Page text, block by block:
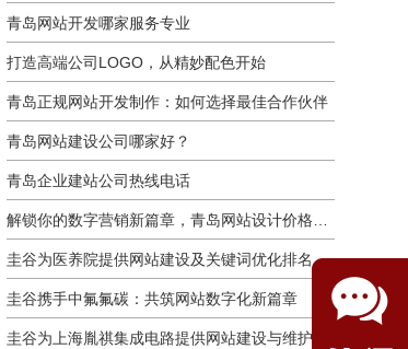
青岛网站开发哪家服务专业
打造高端公司LOGO，从精妙配色开始
青岛正规网站开发制作：如何选择最佳合作伙伴
青岛网站建设公司哪家好？
青岛企业建站公司热线电话
解锁你的数字营销新篇章，青岛网站设计价格几何？
圭谷为医养院提供网站建设及关键词优化排名服务：青岛圣德嘉朗颐养中心案例
圭谷携手中氟氟碳：共筑网站数字化新篇章